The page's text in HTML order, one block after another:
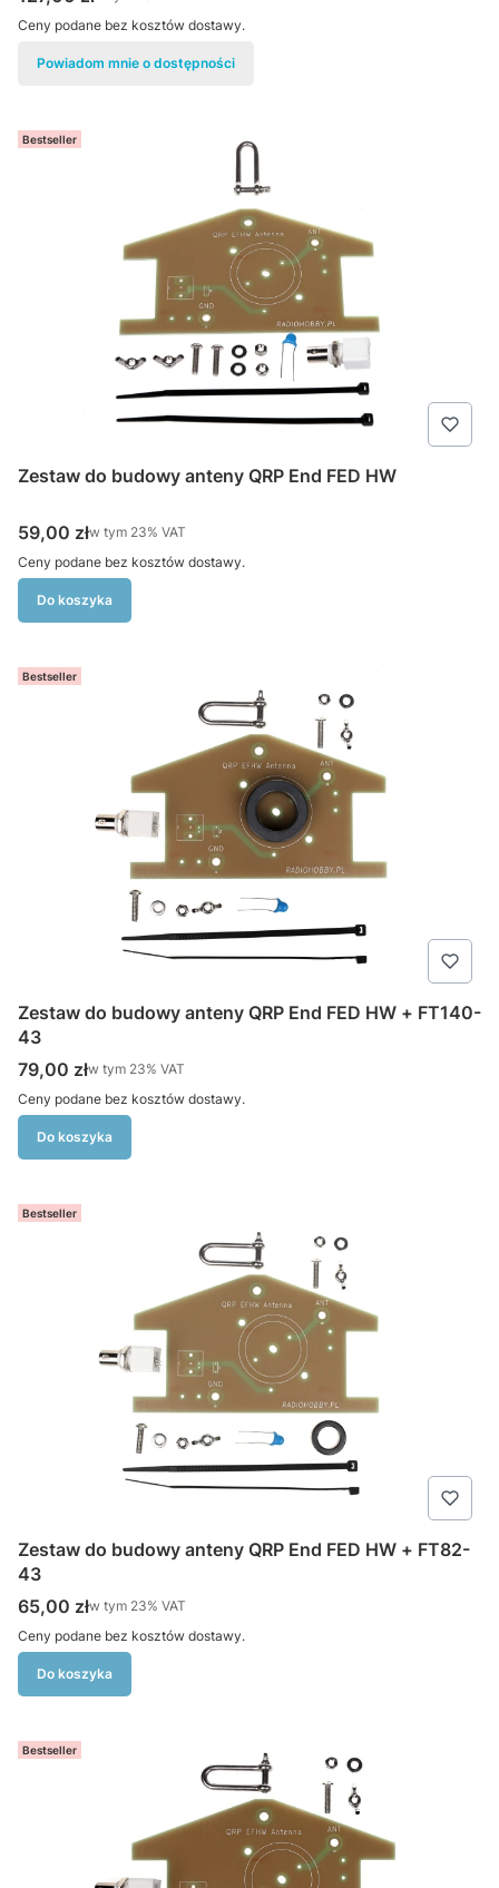
Ceny podane bez kosztów dostawy.
Powiadom mnie o dostępności
Bestseller
Zestaw do budowy anteny QRP End FED HW
Cena brutto
59,00 złw tym %s VAT
w tym 23% VAT
Ceny podane bez kosztów dostawy.
Do koszyka
Bestseller
Zestaw do budowy anteny QRP End FED HW + FT140-
43
Cena brutto
79,00 złw tym %s VAT
w tym 23% VAT
Ceny podane bez kosztów dostawy.
Do koszyka
Bestseller
Zestaw do budowy anteny QRP End FED HW + FT82-
43
Cena brutto
65,00 złw tym %s VAT
w tym 23% VAT
Ceny podane bez kosztów dostawy.
Do koszyka
Bestseller